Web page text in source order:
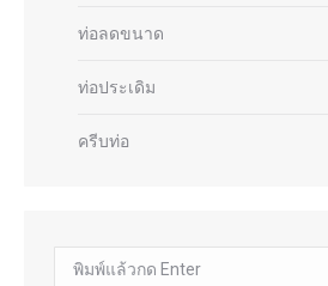
ท่อลดขนาด
ท่อประเดิม
ครีบท่อ
ค้นหา: